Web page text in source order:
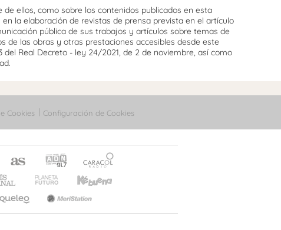
ellos, como sobre los contenidos publicados en esta
la elaboración de revistas de prensa prevista en el artículo
pública de sus trabajos y artículos sobre temas de
de las obras y otras prestaciones accesibles desde este
Real Decreto - ley 24/2021, de 2 de noviembre, así como
Cookies Configuración de Cookies